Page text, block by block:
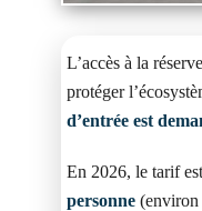
L’accès à la
protéger
d’entrée est
En 2026, le tarif
personne (environ